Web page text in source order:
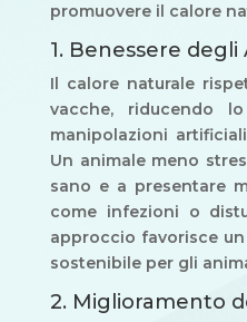
promuovere il calore
1. Benessere degli
Il calore naturale
vacche, riducendo
manipolazioni
Un animale meno
sano e a presentare
come infezioni o
approccio favorisce
sostenibile per gli
2. Miglioramento